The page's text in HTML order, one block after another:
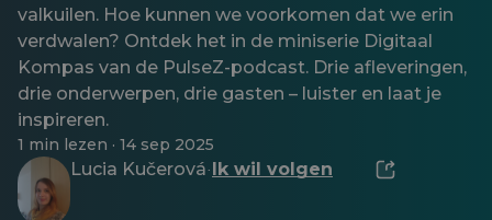
valkuilen. Hoe kunnen we voorkomen dat we erin
verdwalen? Ontdek het in de miniserie Digitaal
Kompas van de PulseZ-podcast. Drie afleveringen,
drie onderwerpen, drie gasten – luister en laat je
inspireren.
1 min lezen · 14 sep 2025
Lucia Kučerová· Ik wil volgen